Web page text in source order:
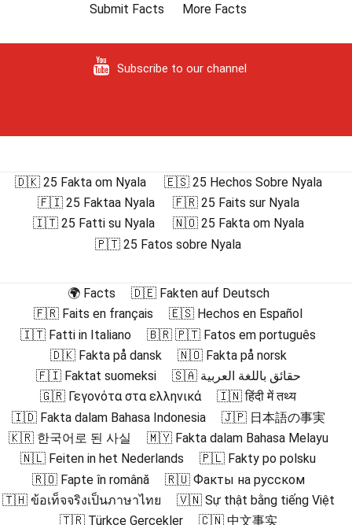
Submit Facts
More Facts
Subscribe to our channel
🇩🇰 25 Fakta om Nyala
🇪🇸 25 Hechos Sobre Nyala
🇫🇮 25 Faktaa Nyala
🇫🇷 25 Faits sur Nyala
🇮🇹 25 Fatti su Nyala
🇳🇴 25 Fakta om Nyala
🇵🇹 25 Fatos sobre Nyala
🌍 Facts
🇩🇪 Fakten auf Deutsch
🇫🇷 Faits en français
🇪🇸 Hechos en Español
🇮🇹 Fatti in Italiano
🇧🇷 🇵🇹 Fatos em português
🇩🇰 Fakta på dansk
🇳🇴 Fakta på norsk
🇫🇮 Faktat suomeksi
🇸🇦 حقائق باللغة العربية
🇬🇷 Γεγονότα στα ελληνικά
🇮🇳 हिंदी में तथ्य
🇮🇩 Fakta dalam Bahasa Indonesia
🇯🇵 日本語の事実
🇰🇷 한국어로 된 사실
🇲🇾 Fakta dalam Bahasa Melayu
🇳🇱 Feiten in het Nederlands
🇵🇱 Fakty po polsku
🇷🇴 Fapte în română
🇷🇺 Факты на русском
🇹🇭 ข้อเท็จจริงเป็นภาษาไทย
🇻🇳 Sự thật bằng tiếng Việt
🇹🇷 Türkçe Gerçekler
🇨🇳 中文事实